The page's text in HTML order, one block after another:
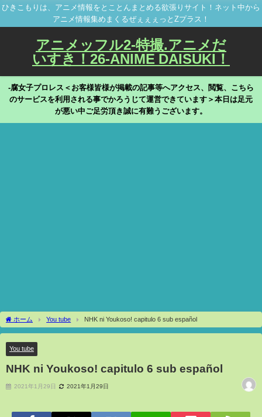
ひきこもりは、アニメ情報をとことんまとめる欲張りサイト！ネット中から
アニメ情報集めまくるぜぇぇぇっとZプラス！
アニメッフル2-特撮.アニメだ
いすき！26-ANIME DAISUKI！
-腐女子プロレス＜お客様皆様が掲載の記事等へアクセス、閲覧、こちら
のサービスを利用される事でかろうじて運営できています＞本日は足元
が悪い中ご足労頂き誠に有難うございます。
ホーム You tube NHK ni Youkoso! capitulo 6 sub español
You tube
NHK ni Youkoso! capitulo 6 sub español
2021年1月29日 2021年1月29日